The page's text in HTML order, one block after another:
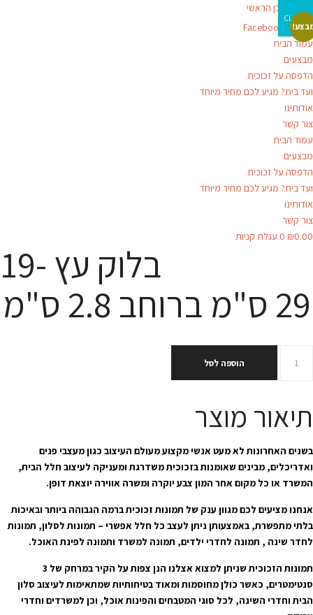
דילוג לתוכן הראשי
Facebook-f
עמוד הבית
מבצעים
הדפסה על זכוכית
ועד בית? מגיע לכם מחיר מיוחד
אודותינו
צור קשר
עמוד הבית
מבצעים
הדפסה על זכוכית
ועד בית? מגיע לכם מחיר מיוחד
אודותינו
צור קשר
₪0.00
0 עגלת קניות
בלוק עץ 19-
29 ס"מ ברוחב 2.8 ס"מ
הוספה לסל
תיאור מוצר
בשנים האחרונות לא מעט אנשי מקצוע מעולם העיצוב כגון מעצבי פנים
ואדריכלים, מבינים שאומנות בזכוכית משדרגת ומעניקה לעיצוב חלל הבית,
המשרד או כל מקום אחר המון צבע יוקרה ומשרה אווירה יוצאת דופן.
אנחנו מציעים לכם מגוון ענק של תמונות זכוכית ברמה הגבוהה ביותר ובאיכות
בלתי מתפשרת, באמצעותן ניתן לעצב כל חלל אפשרי – תמונות לסלון, תמונות
לחדר שינה , תמונה לחדרי ילדים, תמונה למשרד ותמונה לפינת האוכל.
תמונות הזכוכית שניתן למצוא אצלנו הנן צפות על הקיר במרחק של 3
סנטימטרים, כאשר כולן מחוסמות ומאוד בטיחותיות שמתאימות לעיצוב סלון
הבית וחדרי השינה, לכל סוגי המטבחים והפינות אוכל, וכן למשרדים וחדרי
CLOSE